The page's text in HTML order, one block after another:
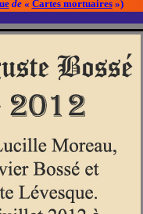
de « Cartes mortuaires»)